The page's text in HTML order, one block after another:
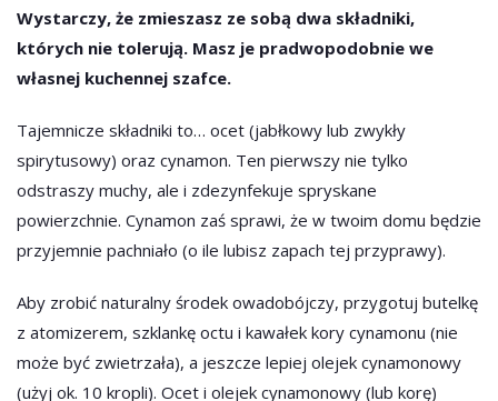
Wystarczy, że zmieszasz ze sobą dwa składniki,
których nie tolerują. Masz je pradwopodobnie we
własnej kuchennej szafce.
Tajemnicze składniki to… ocet (jabłkowy lub zwykły
spirytusowy) oraz cynamon. Ten pierwszy nie tylko
odstraszy muchy, ale i zdezynfekuje spryskane
powierzchnie. Cynamon zaś sprawi, że w twoim domu będzie
przyjemnie pachniało (o ile lubisz zapach tej przyprawy).
Aby zrobić naturalny środek owadobójczy, przygotuj butelkę
z atomizerem, szklankę octu i kawałek kory cynamonu (nie
może być zwietrzała), a jeszcze lepiej olejek cynamonowy
(użyj ok. 10 kropli). Ocet i olejek cynamonowy (lub korę)